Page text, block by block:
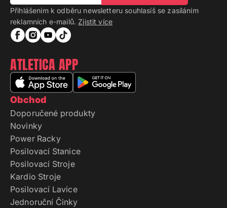
Obchod
Doporučené produkty
Novinky
Power Racky
Posilovací Stanice
Posilovací Stroje
Kardio Stroje
Posilovací Lavice
Jednoruční Činky
Přihlášením k odběru newsletteru souhlasíš se zasíláním
reklamních e-mailů.Zjistit více
ATLETICA APP